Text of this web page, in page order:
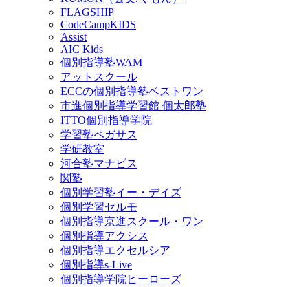
FLAGSHIP
CodeCampKIDS
Assist
AIC Kids
個別指導塾WAM
アットスクール
ECCの個別指導塾ベストワン
市進個別指導学習館 個太郎塾
ITTO個別指導学院
学習塾ペガサス
学研教室
河合塾マナビス
関塾
個別学習塾イー・デイズ
個別学習セルモ
個別指導京進スクール・ワン
個別指導アクシス
個別指導エクセルシア
個別指導s-Live
個別指導学院ヒーローズ